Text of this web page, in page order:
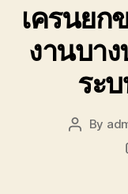
เครนยก
งานบา
ระ
Post
By